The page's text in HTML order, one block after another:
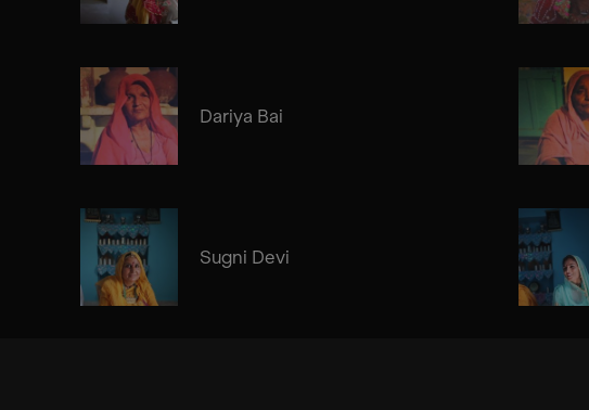
Dariya Bai
Sugni Devi